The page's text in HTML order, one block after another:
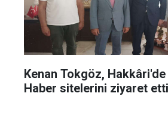
Kenan Tokgöz,
Haber sitelerini ziyaret etti